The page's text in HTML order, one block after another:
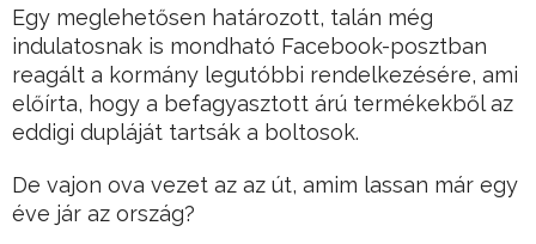
Egy meglehetősen határozott, talán még
indulatosnak is mondható Facebook-posztban
reagált a kormány legutóbbi rendelkezésére, ami
előírta, hogy a befagyasztott árú termékekből az
eddigi dupláját tartsák a boltosok.
De vajon ova vezet az az út, amim lassan már egy
éve jár az ország?